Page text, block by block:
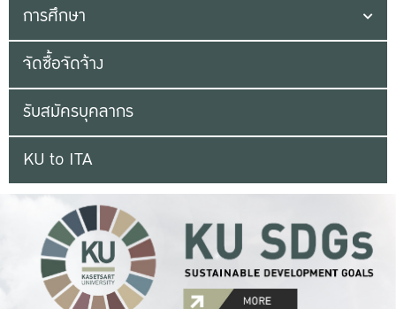
การศึกษา
จัดซื้อจัดจ้าง
รับสมัครบุคลากร
KU to ITA